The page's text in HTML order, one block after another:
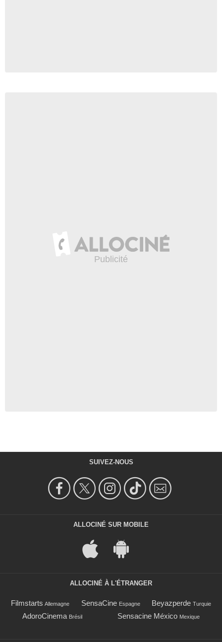
SUIVEZ-NOUS
ALLOCINÉ SUR MOBILE
ALLOCINÉ À L'ÉTRANGER
Filmstarts Allemagne SensaCine Espagne Beyazperde Turquie
AdoroCinema Brésil Sensacine México Mexique